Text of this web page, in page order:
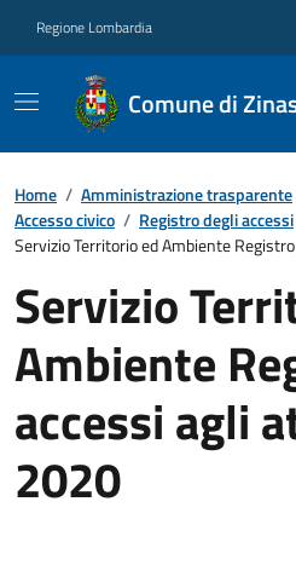
Regione Lombardia
Comune di
Home / Amministrazione trasparente
Accesso civico / Registro degli accessi
Servizio Territorio ed Ambiente Registro
Servizio
Ambiente
accessi agli
2020